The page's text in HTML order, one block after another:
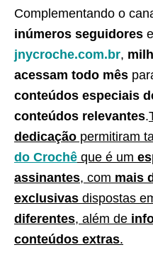
Complementando o
inúmeros seguidores
jnycroche.com.br,
acessam todo mês
conteúdos especiais
conteúdos relevantes.
dedicação permitiram
do Crochê que é um
assinantes, com mais
exclusivas dispostas
diferentes, além de
conteúdos extras.